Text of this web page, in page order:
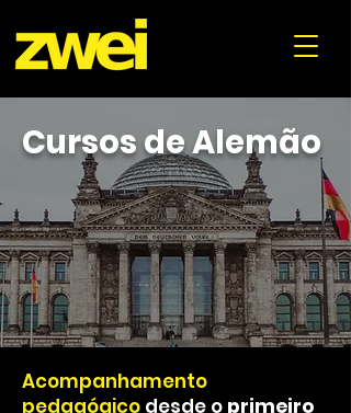
Cursos de Alemão
Acompanhamento
pedagógico desde o primeiro